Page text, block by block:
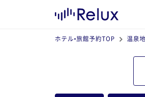
ホテル•旅館予約TOP 温泉